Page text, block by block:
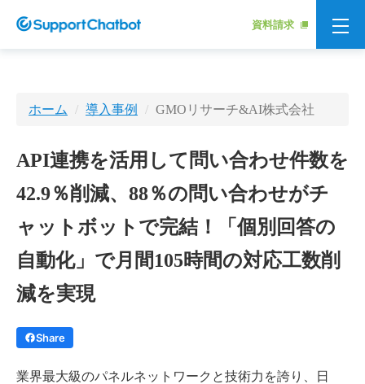
資料請求
ホーム 導入事例 GMOリサーチ&AI株式会社
API連携を活用して問い合わせ件数を
42.9％削減、88％の問い合わせがチ
ャットボットで完結！「個別回答の
自動化」で月間105時間の対応工数削
減を実現
Share
業界最大級のパネルネットワークと技術力を誇り、日